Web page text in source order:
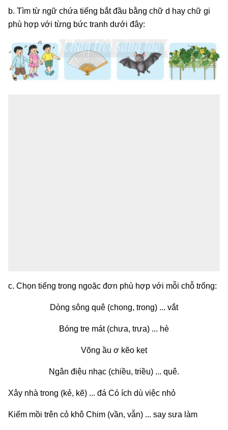
b. Tìm từ ngữ chứa tiếng bắt đầu bằng chữ d hay chữ gi
phù hợp với từng bức tranh dưới đây:
c. Chọn tiếng trong ngoặc đơn phù hợp với mỗi chỗ trống:
Dòng sông quê (chong, trong) ... vắt
Bóng tre mát (chưa, trưa) ... hè
Võng ầu ơ kẽo kẹt
Ngân điệu nhạc (chiều, triều) ... quê.
Xây nhà trong (kẻ, kẽ) ... đá Có ích dù việc nhỏ
Kiếm mồi trên cỏ khô Chim (vần, vẫn) ... say sưa làm